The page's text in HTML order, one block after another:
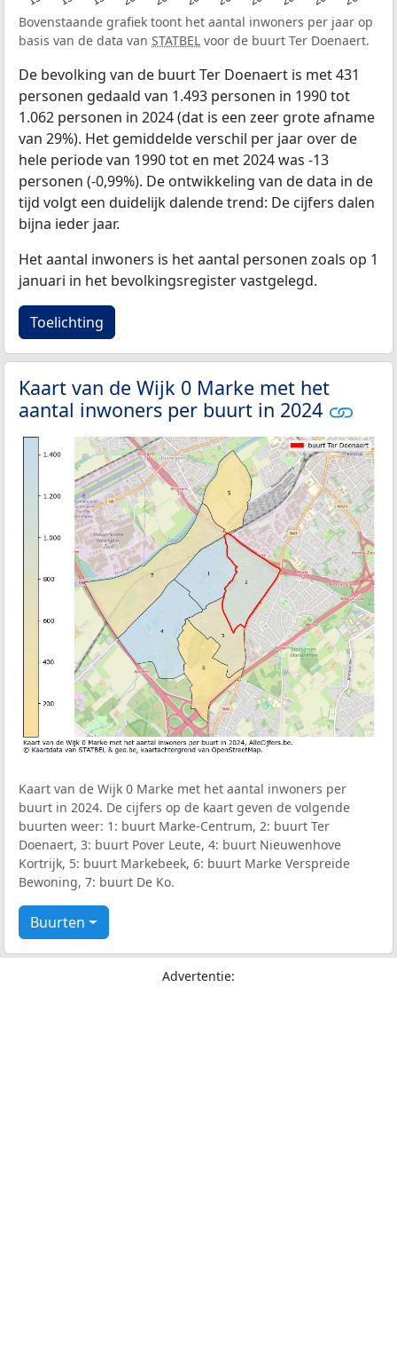
Bovenstaande grafiek toont het aantal inwoners per jaar op
basis van de data van STATBEL voor de buurt Ter Doenaert.
De bevolking van de buurt Ter Doenaert is met 431
personen gedaald van 1.493 personen in 1990 tot
1.062 personen in 2024 (dat is een zeer grote afname
van 29%). Het gemiddelde verschil per jaar over de
hele periode van 1990 tot en met 2024 was -13
personen (-0,99%). De ontwikkeling van de data in de
tijd volgt een duidelijk dalende trend: De cijfers dalen
bijna ieder jaar.
Het aantal inwoners is het aantal personen zoals op 1
januari in het bevolkingsregister vastgelegd.
Toelichting
Kaart van de Wijk 0 Marke met het
aantal inwoners per buurt in 2024
Kaart van de Wijk 0 Marke met het aantal inwoners per
buurt in 2024. De cijfers op de kaart geven de volgende
buurten weer: 1: buurt Marke-Centrum, 2: buurt Ter
Doenaert, 3: buurt Pover Leute, 4: buurt Nieuwenhove
Kortrijk, 5: buurt Markebeek, 6: buurt Marke Verspreide
Bewoning, 7: buurt De Ko.
Buurten
Advertentie: